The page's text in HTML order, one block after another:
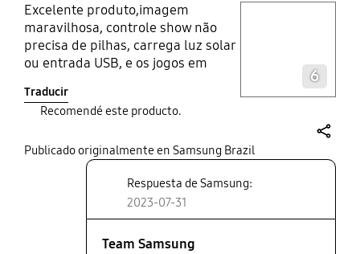
Excelente produto,imagem
maravilhosa, controle show não
precisa de pilhas, carrega luz solar
ou entrada USB, e os jogos em
Smart tv 2 em um televisão e vídeo
game! Para ficar perfeita só faltou
atende bem! Recomendo
Traducir
6
Recomendé este producto.
Publicado originalmente en Samsung Brazil
Respuesta de Samsung:
2023-07-31
Team Samsung